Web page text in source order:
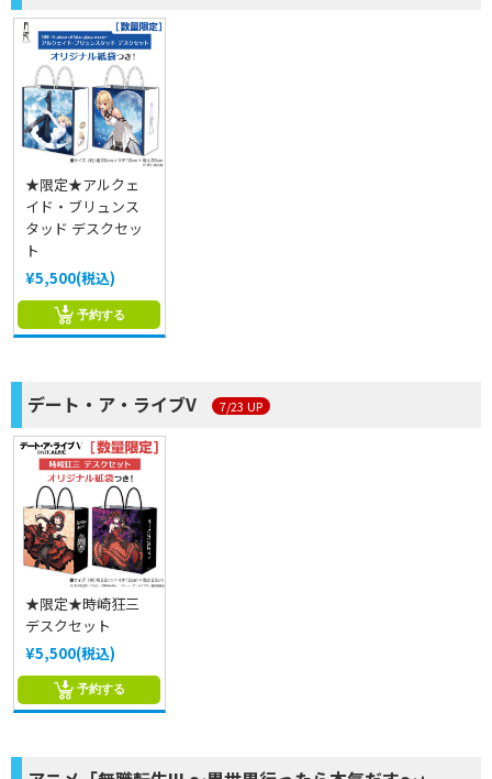
★限定★アルクェ
イド・ブリュンス
タッド デスクセッ
ト
¥5,500(税込)
予約する
デート・ア・ライブV 7/23 UP
★限定★時崎狂三
デスクセット
¥5,500(税込)
予約する